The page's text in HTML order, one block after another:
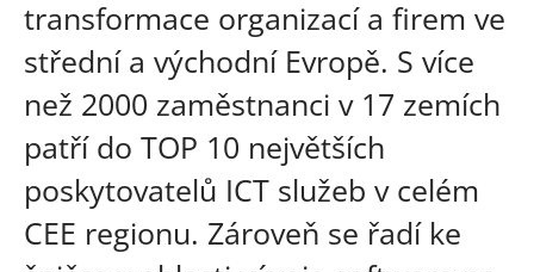
transformace organizací a firem ve
střední a východní Evropě. S více
než 2000 zaměstnanci v 17 zemích
patří do TOP 10 největších
poskytovatelů ICT služeb v celém
CEE regionu. Zároveň se řadí ke